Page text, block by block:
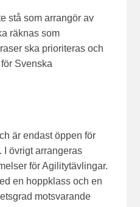
stå som arrangör av
räknas som
ska prioriteras och
Svenska
är endast öppen för
I övrigt arrangeras
för Agilitytävlingar.
en hoppklass och en
motsvarande